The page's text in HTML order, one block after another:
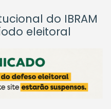
do IBRAM
eleitoral